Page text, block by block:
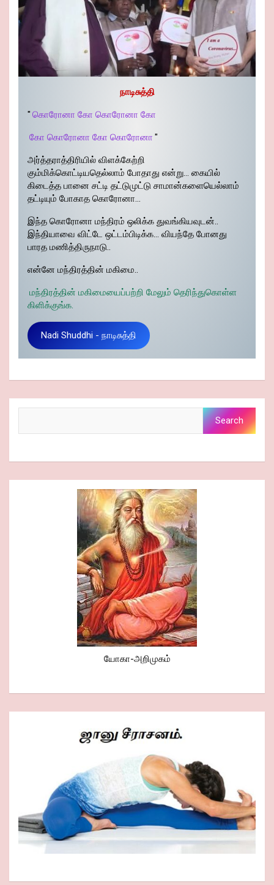
நாடிசுத்தி
" கொரோனா கோ கொரோனா கோ
கோ கொரோனா கோ கொரோனா "
அர்த்தராத்திரியில் விளக்கேற்றி
கும்மிக்கொட்டியதெல்லாம் போதாது என்று… கையில்
கிடைத்த பானை சட்டி தட்டுமுட்டு சாமான்களையெல்லாம்
தட்டியும் போகாத கொரோனா…
இந்த கொரோனா மந்திரம் ஒலிக்க துவங்கியவுடன்..
இந்தியாவை விட்டே ஒட்டம்பிடிக்க… வியந்தே போனது
பாரத மணித்திருநாடு..
என்னே மந்திரத்தின் மகிமை..
மந்திரத்தின் மகிமையைப்பற்றி மேலும் தெரிந்துகொள்ள
கிளிக்குங்க.
Nadi Shuddhi - நாடிசுத்தி
Search
யோகா-அறிமுகம்